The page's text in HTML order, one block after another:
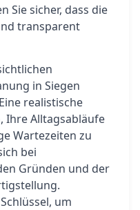
Sie sicher, dass die
transparent
in Siegen
realistische
Ihre Alltagsabläufe
Wartezeiten zu
bei
Gründen und der
um